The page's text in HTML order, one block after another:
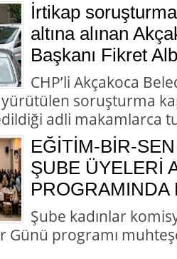
İrtikap
altına alınan
Başkanı Fikret
CHP’li Akçakoca
yürütülen soruşturma
adli makamlarca
EĞİTİM-BİR-
ŞUBE ÜYELERİ
PROGRAMINDA
Şube kadınlar
Günü programı